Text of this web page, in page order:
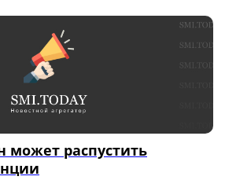
может распустить